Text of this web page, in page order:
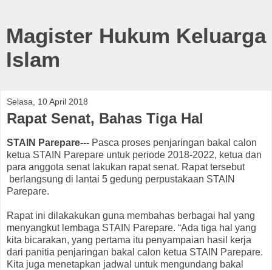
Magister Hukum Keluarga
Islam
Selasa, 10 April 2018
Rapat Senat, Bahas Tiga Hal
STAIN Parepare--- Pasca proses penjaringan bakal calon
ketua STAIN Parepare untuk periode 2018-2022, ketua dan
para anggota senat lakukan rapat senat. Rapat tersebut
berlangsung di lantai 5 gedung perpustakaan STAIN
Parepare.
Rapat ini dilakakukan guna membahas berbagai hal yang
menyangkut lembaga STAIN Parepare. “Ada tiga hal yang
kita bicarakan, yang pertama itu penyampaian hasil kerja
dari panitia penjaringan bakal calon ketua STAIN Parepare.
Kita juga menetapkan jadwal untuk mengundang bakal